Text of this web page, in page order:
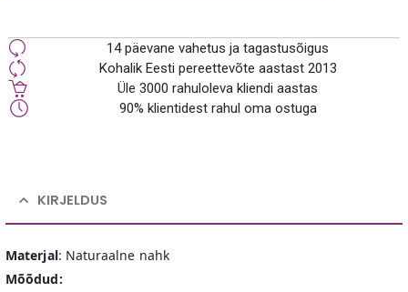
14 päevane vahetus ja tagastusõigus
Kohalik Eesti pereettevõte aastast 2013
Üle 3000 rahuloleva kliendi aastas
90% klientidest rahul oma ostuga
KIRJELDUS
Materjal: Naturaalne nahk
Mõõdud: